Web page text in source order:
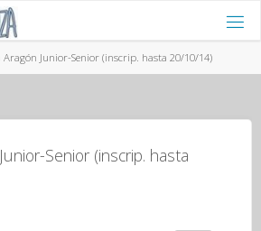
Aragón Junior-Senior (inscrip. hasta 20/10/14)
Senior (inscrip. hasta